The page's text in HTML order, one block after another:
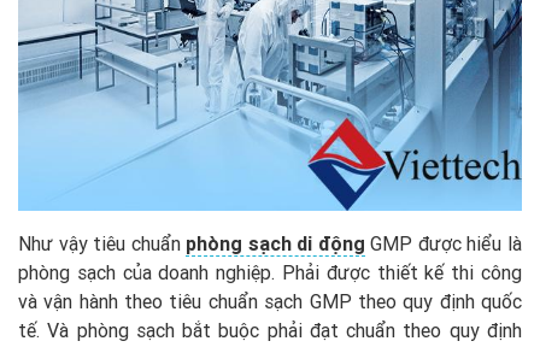
Như vậy tiêu chuẩn phòng sạch di động GMP được hiểu là
phòng sạch của doanh nghiệp. Phải được thiết kế thi công
và vận hành theo tiêu chuẩn sạch GMP theo quy định quốc
tế. Và phòng sạch bắt buộc phải đạt chuẩn theo quy định